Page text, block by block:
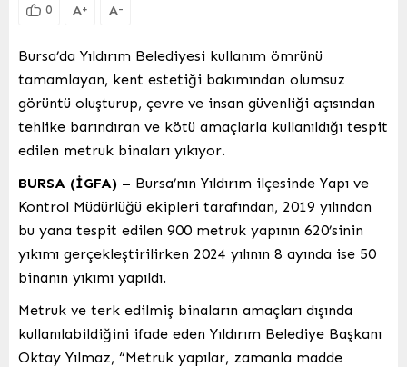
0 A+ A-
Bursa’da Yıldırım Belediyesi kullanım ömrünü
tamamlayan, kent estetiği bakımından olumsuz
görüntü oluşturup, çevre ve insan güvenliği açısından
tehlike barındıran ve kötü amaçlarla kullanıldığı tespit
edilen metruk binaları yıkıyor.
BURSA (İGFA) – Bursa’nın Yıldırım ilçesinde Yapı ve
Kontrol Müdürlüğü ekipleri tarafından, 2019 yılından
bu yana tespit edilen 900 metruk yapının 620’sinin
yıkımı gerçekleştirilirken 2024 yılının 8 ayında ise 50
binanın yıkımı yapıldı.
Metruk ve terk edilmiş binaların amaçları dışında
kullanılabildiğini ifade eden Yıldırım Belediye Başkanı
Oktay Yılmaz, “Metruk yapılar, zamanla madde